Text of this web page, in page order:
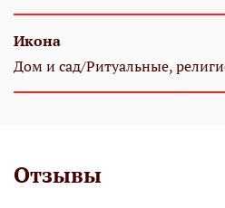
Икона
Дом и сад/Ритуальные,
Отзывы